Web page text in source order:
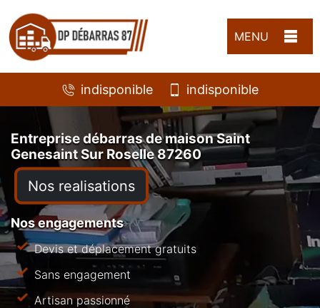
MENU
indisponible indisponible
Entreprise débarras de maison Saint
Genesaint Sur Roselle 87260
Nos realisations
Nos engagements
Devis et déplacement gratuits
Sans engagement
Artisan passionné